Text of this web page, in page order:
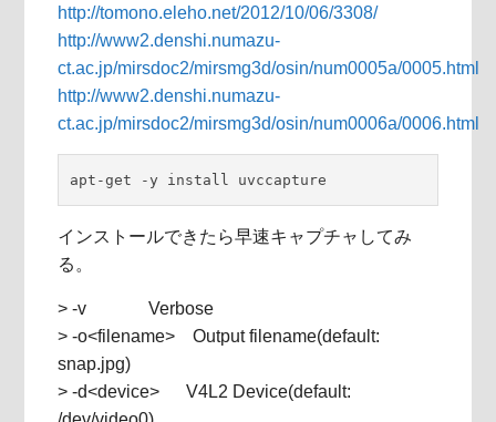
http://tomono.eleho.net/2012/10/06/3308/
http://www2.denshi.numazu-
ct.ac.jp/mirsdoc2/mirsmg3d/osin/num0005a/0005.html
http://www2.denshi.numazu-
ct.ac.jp/mirsdoc2/mirsmg3d/osin/num0006a/0006.html
apt-get -y install uvccapture
インストールできたら早速キャプチャしてみ
る。
> -v Verbose
> -o<filename> Output filename(default:
snap.jpg)
> -d<device> V4L2 Device(default: